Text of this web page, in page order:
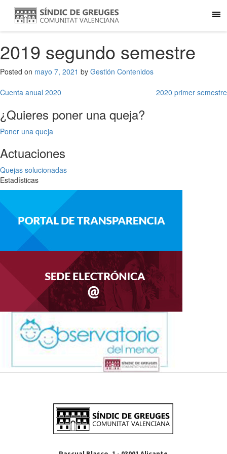
2019 segundo semestre
Posted on mayo 7, 2021 by Gestión Contenidos
Navegación
de
entradas
Cuenta anual 2020 2020 primer semestre
¿Quieres poner una queja?
Poner una queja
Actuaciones
Quejas solucionadas
Estadísticas